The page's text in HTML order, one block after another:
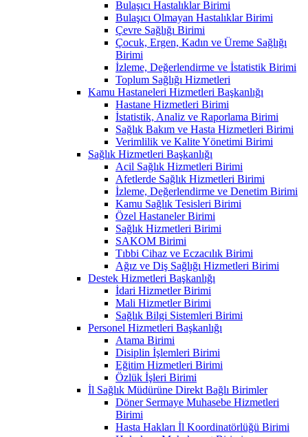
Bulaşıcı Hastalıklar Birimi
Bulaşıcı Olmayan Hastalıklar Birimi
Çevre Sağlığı Birimi
Çocuk, Ergen, Kadın ve Üreme Sağlığı
Birimi
İzleme, Değerlendirme ve İstatistik Birimi
Toplum Sağlığı Hizmetleri
Kamu Hastaneleri Hizmetleri Başkanlığı
Hastane Hizmetleri Birimi
İstatistik, Analiz ve Raporlama Birimi
Sağlık Bakım ve Hasta Hizmetleri Birimi
Verimlilik ve Kalite Yönetimi Birimi
Sağlık Hizmetleri Başkanlığı
Acil Sağlık Hizmetleri Birimi
Afetlerde Sağlık Hizmetleri Birimi
İzleme, Değerlendirme ve Denetim Birimi
Kamu Sağlık Tesisleri Birimi
Özel Hastaneler Birimi
Sağlık Hizmetleri Birimi
SAKOM Birimi
Tıbbi Cihaz ve Eczacılık Birimi
Ağız ve Diş Sağlığı Hizmetleri Birimi
Destek Hizmetleri Başkanlığı
İdari Hizmetler Birimi
Mali Hizmetler Birimi
Sağlık Bilgi Sistemleri Birimi
Personel Hizmetleri Başkanlığı
Atama Birimi
Disiplin İşlemleri Birimi
Eğitim Hizmetleri Birimi
Özlük İşleri Birimi
İl Sağlık Müdürüne Direkt Bağlı Birimler
Döner Sermaye Muhasebe Hizmetleri
Birimi
Hasta Hakları İl Koordinatörlüğü Birimi